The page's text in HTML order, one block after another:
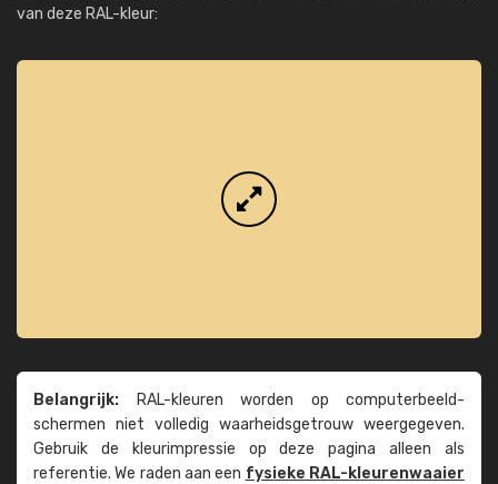
van deze RAL-kleur:
Belangrijk: RAL-kleuren worden op computer­beeld­
schermen niet volledig waarheids­­getrouw weer­gegeven.
Gebruik de kleur­impressie op deze pagina alleen als
referentie. We raden aan een fysieke RAL-kleuren­waaier